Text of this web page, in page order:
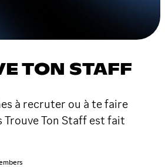
TON STAFF
à recruter ou à te faire
Ton Staff est fait